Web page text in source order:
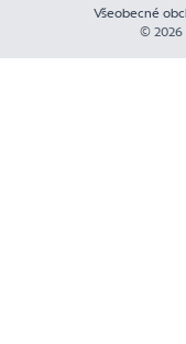
Všeobecné
© 2026